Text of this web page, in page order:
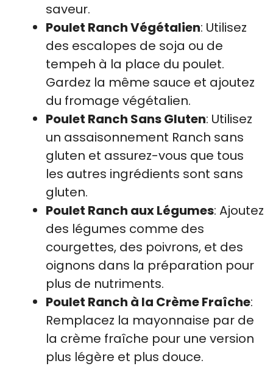
saveur.
Poulet Ranch Végétalien: Utilisez
des escalopes de soja ou de
tempeh à la place du poulet.
Gardez la même sauce et ajoutez
du fromage végétalien.
Poulet Ranch Sans Gluten: Utilisez
un assaisonnement Ranch sans
gluten et assurez-vous que tous
les autres ingrédients sont sans
gluten.
Poulet Ranch aux Légumes: Ajoutez
des légumes comme des
courgettes, des poivrons, et des
oignons dans la préparation pour
plus de nutriments.
Poulet Ranch à la Crème Fraîche:
Remplacez la mayonnaise par de
la crème fraîche pour une version
plus légère et plus douce.